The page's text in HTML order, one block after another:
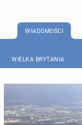
WIADOMOŚCI
WIELKA BRYTANIA